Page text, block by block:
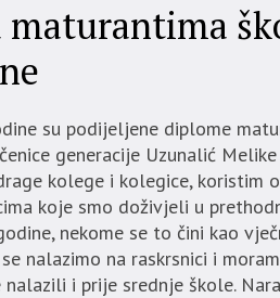
maturantima
su podijeljene diplome
generacije Uzunalić
kolege i kolegice, koristim
koje smo doživjeli u
nekome se to čini kao
nalazimo na raskrsnici i
i prije srednje škole.